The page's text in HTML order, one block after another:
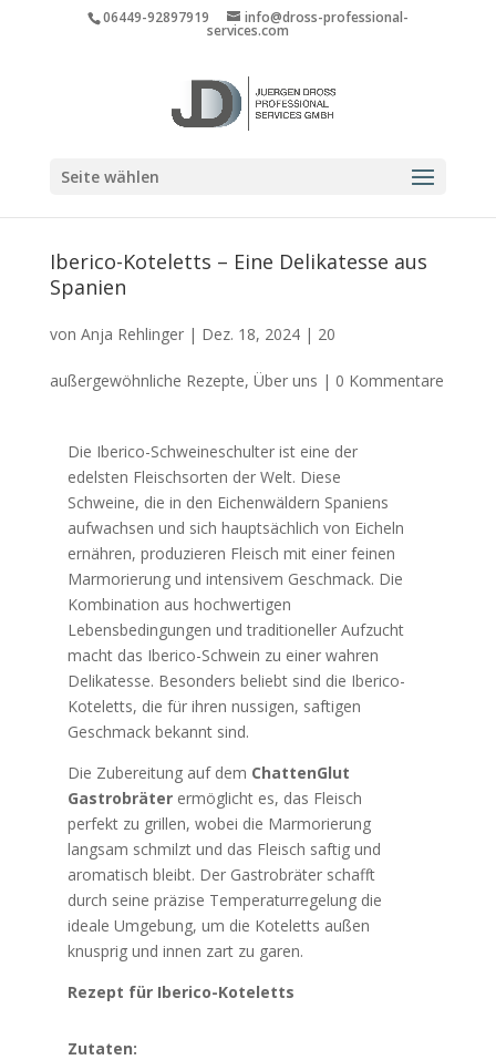
06449-92897919 info@dross-professional-
services.com
Seite wählen
Iberico-Koteletts – Eine Delikatesse aus
Spanien
von Anja Rehlinger| Dez. 18, 2024| 20
außergewöhnliche Rezepte, Über uns | 0 Kommentare
Die Iberico-Schweineschulter ist eine der
edelsten Fleischsorten der Welt. Diese
Schweine, die in den Eichenwäldern Spaniens
aufwachsen und sich hauptsächlich von Eicheln
ernähren, produzieren Fleisch mit einer feinen
Marmorierung und intensivem Geschmack. Die
Kombination aus hochwertigen
Lebensbedingungen und traditioneller Aufzucht
macht das Iberico-Schwein zu einer wahren
Delikatesse. Besonders beliebt sind die Iberico-
Koteletts, die für ihren nussigen, saftigen
Geschmack bekannt sind.
Die Zubereitung auf dem ChattenGlut
Gastrobräter ermöglicht es, das Fleisch
perfekt zu grillen, wobei die Marmorierung
langsam schmilzt und das Fleisch saftig und
aromatisch bleibt. Der Gastrobräter schafft
durch seine präzise Temperaturregelung die
ideale Umgebung, um die Koteletts außen
knusprig und innen zart zu garen.
Rezept für Iberico-Koteletts
Zutaten: